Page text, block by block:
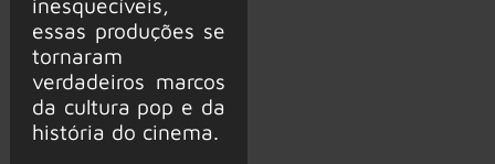
inesquecíveis,
essas produções se
tornaram
verdadeiros marcos
da cultura pop e da
história do cinema.